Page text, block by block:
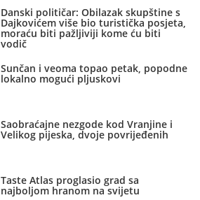
Danski političar: Obilazak skupštine s
Dajkovićem više bio turistička posjeta,
moraću biti pažljiviji kome ću biti
vodič
Sunčan i veoma topao petak, popodne
lokalno mogući pljuskovi
Saobraćajne nezgode kod Vranjine i
Velikog pijeska, dvoje povrijeđenih
Taste Atlas proglasio grad sa
najboljom hranom na svijetu